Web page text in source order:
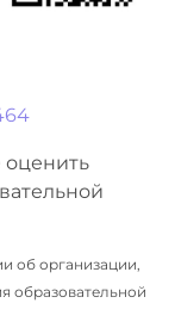
об организации,
образовательной